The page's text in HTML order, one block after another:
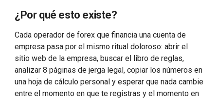
¿Por qué esto existe?
Cada operador de forex que financia una cuenta de
empresa pasa por el mismo ritual doloroso: abrir el
sitio web de la empresa, buscar el libro de reglas,
analizar 8 páginas de jerga legal, copiar los números en
una hoja de cálculo personal y esperar que nada cambie
entre el momento en que te registras y el momento en